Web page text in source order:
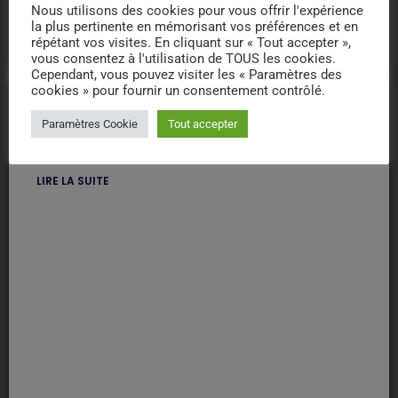
FRANCE BRAS
Bras
FRANCElocation_on 83170 BRIGNOLES
LIRE LA SUITE
Nous utilisons des cookies pour vous offrir l'expérience
la plus pertinente en mémorisant vos préférences et en
répétant vos visites. En cliquant sur « Tout accepter »,
vous consentez à l'utilisation de TOUS les cookies.
Cependant, vous pouvez visiter les « Paramètres des
cookies » pour fournir un consentement contrôlé.
Paramètres Cookie Tout accepter